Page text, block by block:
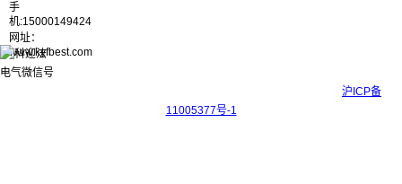
手
机:15000149424
网址：
www.kyfbest.com
沪ICP备
11005377号-1